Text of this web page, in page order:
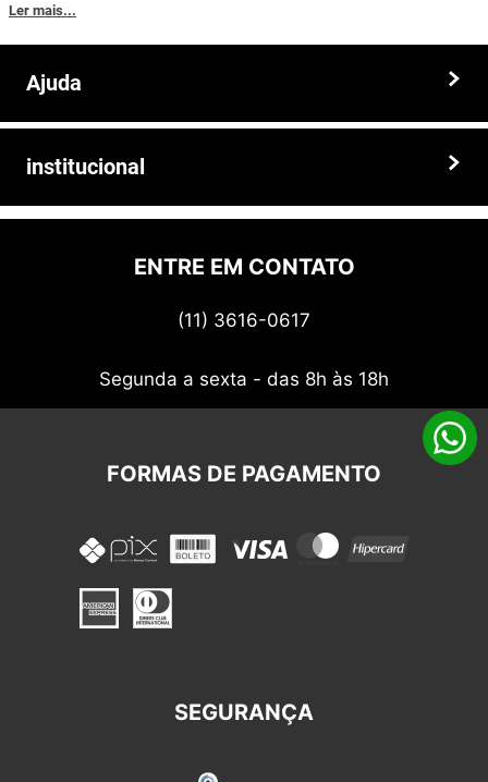
competitivos. Nós também oferecemos um atendimento
personalizado, com equipe de profissionais altamente capacitados
Somos a solução ideal para quem busca peças e acessórios agrícolas
Ler mais...
Ajuda
Prazos e entregas
institucional
Quem somos
Politica de privacidadeENTRE EM CONTATO
(11) 3616-0617
Segunda a sexta - das 8h às 18h
FORMAS DE PAGAMENTO
SEGURANÇA